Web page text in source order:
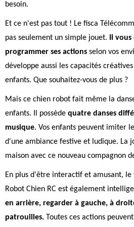
besoin.
Et ce n'est pas tout ! Le fisca
pas seulement un simple jouet.
Il
programmer ses actions selon vos
développe aussi les capacités
enfants. Que souhaitez-vous de plus ?
Mais ce chien robot fait même la
enfants. Il possède quatre danses
musique. Vos enfants peuvent imiter
d'une ambiance festive et ludique. La
maison avec ce nouveau compagnon
En plus d'être interactif et amusant, le
Robot Chien RC est également
en arrière, regarder à gauche, à
patrouilles. Toutes ces actions